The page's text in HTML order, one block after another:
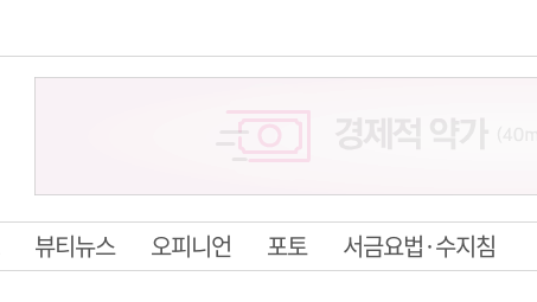
뷰티뉴스 오피니언 포토 서금요법·수지침